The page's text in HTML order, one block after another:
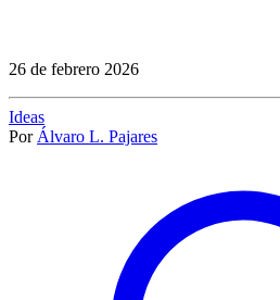
26 de febrero 2026
Ideas
Por Álvaro L. Pajares